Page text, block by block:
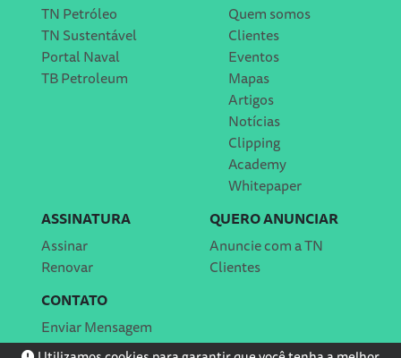
TN Petróleo
TN Sustentável
Portal Naval
TB Petroleum
Quem somos
Clientes
Eventos
Mapas
Artigos
Notícias
Clipping
Academy
Whitepaper
ASSINATURA
Assinar
Renovar
QUERO ANUNCIAR
Anuncie com a TN
Clientes
CONTATO
Enviar Mensagem
Localização